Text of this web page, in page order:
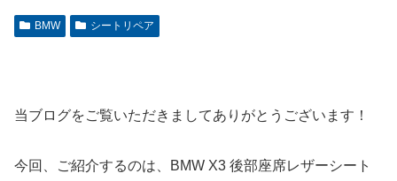
BMW シートリペア
当ブログをご覧いただきましてありがとうございます！
今回、ご紹介するのは、BMW X3 後部座席レザーシート